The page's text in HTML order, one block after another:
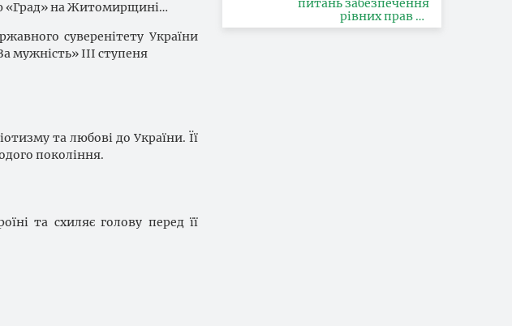
«Град» на Житомирщині…
суверенітету України
мужність» III ступеня
та любові до України. Її
покоління.
та схиляє голову перед її
питань забезпечення
рівних прав та
можливостей жінок і